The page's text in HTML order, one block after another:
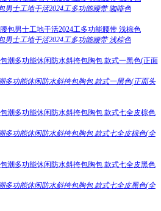
男士工地干活2024工多功能腰带 咖啡色
男士工地干活2024工多功能腰带 浅棕色
多功能休闲防水斜挎包胸包 款式一黑色(正面头
多功能休闲防水斜挎包胸包 款式七全皮棕色(全
多功能休闲防水斜挎包胸包 款式七全皮黑色(全